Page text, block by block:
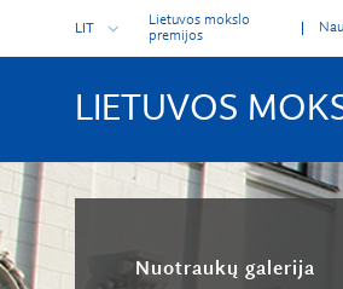
LIETUVOS
LIT
Lietuvos mokslo
premijos
Nuotraukų galerija